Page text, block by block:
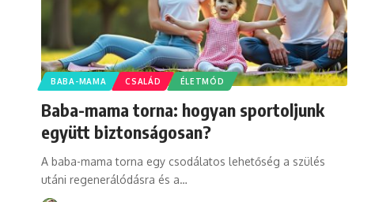
BABA-MAMA CSALÁD ÉLETMÓD
Baba-mama torna: hogyan sportoljunk
együtt biztonságosan?
A baba-mama torna egy csodálatos lehetőség a szülés
utáni regenerálódásra és a…